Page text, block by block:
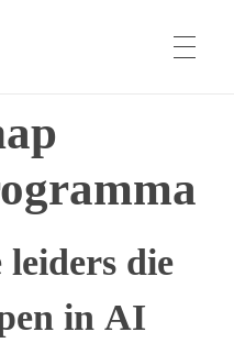
die
in AI